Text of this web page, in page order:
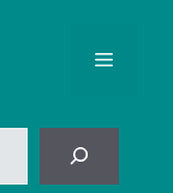
메
뉴